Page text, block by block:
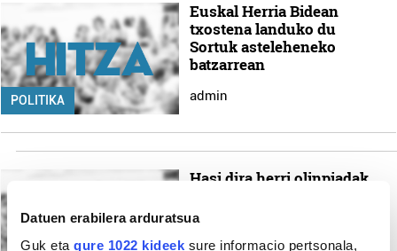
Datuen erabilera arduratsua
Guk eta gure 1022 kideek sure informacio pertsonala,
POLITIKA
Euskal Herria Bidean
txostena landuko du
Sortuk asteleheneko
batzarrean
admin
Hasi dira herri olinpiadak